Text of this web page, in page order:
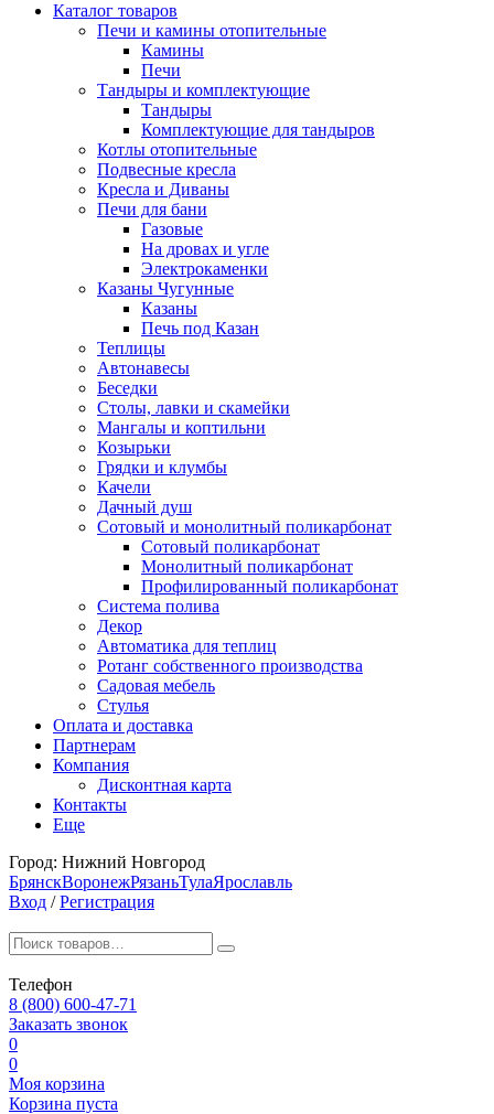
Каталог товаров
Печи и камины отопительные
Камины
Печи
Тандыры и комплектующие
Тандыры
Комплектующие для тандыров
Котлы отопительные
Подвесные кресла
Кресла и Диваны
Печи для бани
Газовые
На дровах и угле
Электрокаменки
Казаны Чугунные
Казаны
Печь под Казан
Теплицы
Автонавесы
Беседки
Столы, лавки и скамейки
Мангалы и коптильни
Козырьки
Грядки и клумбы
Качели
Дачный душ
Сотовый и монолитный поликарбонат
Сотовый поликарбонат
Монолитный поликарбонат
Профилированный поликарбонат
Система полива
Декор
Автоматика для теплиц
Ротанг собственного производства
Садовая мебель
Стулья
Оплата и доставка
Партнерам
Компания
Дисконтная карта
Контакты
Еще
Город: Нижний Новгород
БрянскВоронежРязаньТулаЯрославль
Вход / Регистрация
Телефон
8 (800) 600-47-71
Заказать звонок
0
0
Моя корзина
Корзина пуста